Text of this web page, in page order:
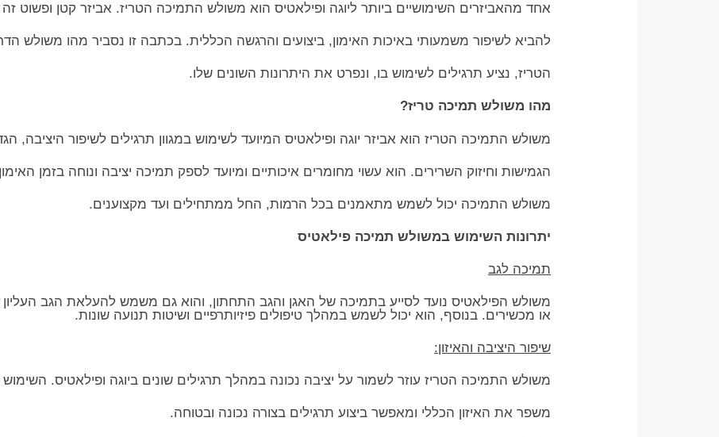
אחד מהאביזרים השימושיים ביותר ליוגה ופילאטיס הוא משולש התמיכה הטריז. אביזר קטן ופשוט זה
להביא לשיפור משמעותי באיכות האימון, ביצועים והרגשה הכללית. בכתבה זו נסביר מהו משולש
הטריז, נציע תרגילים לשימוש בו, ונפרט את היתרונות השונים שלו.
מהו משולש תמיכה טריז?
משולש התמיכה הטריז הוא אביזר יוגה ופילאטיס המיועד לשימוש במגוון תרגילים לשיפור היציבה,
הגמישות וחיזוק השרירים. הוא עשוי מחומרים איכותיים ומיועד לספק תמיכה יציבה ונוחה בזמן
משולש התמיכה יכול לשמש מתאמנים בכל הרמות, החל ממתחילים ועד מקצוענים.
יתרונות השימוש במשולש תמיכה פילאטיס
תמיכה לגב
משולש הפילאטיס נועד לסייע בתמיכה של האגן והגב התחתון, והוא גם משמש להעלאת הגב העליון
או מכשירים. בנוסף, הוא יכול לשמש במהלך טיפולים פיזיותרפיים ושיטות תנועה שונות.
שיפור היציבה והאיזון:
משולש התמיכה הטריז עוזר לשמור על יציבה נכונה במהלך תרגילים שונים ביוגה ופילאטיס. השימוש
משפר את האיזון הכללי ומאפשר ביצוע תרגילים בצורה נכונה ובטוחה.